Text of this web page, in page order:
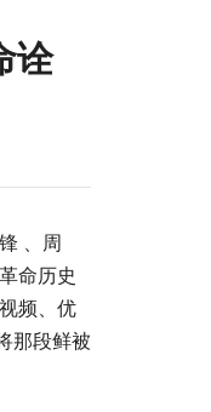
诠
、周
命历史
频、优
那段鲜被